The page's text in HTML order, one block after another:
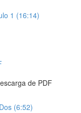
1 (16:14)
de PDF
(6:52)